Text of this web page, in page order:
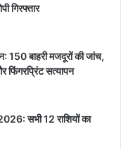
गिरफ्तार
150 बाहरी मजदूरों की जांच,
फिंगरप्रिंट सत्यापन
सभी 12 राशियों का